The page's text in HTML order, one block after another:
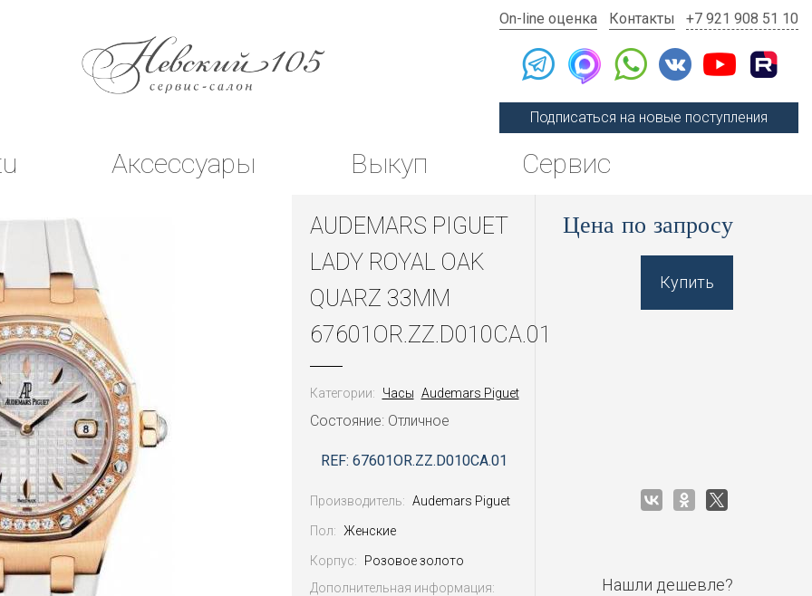
On-line оценка Контакты +7 921 908 51 10
Подписаться на новые поступления
Аксессуары Выкуп Сервис
AUDEMARS PIGUET
LADY ROYAL OAK
QUARZ 33MM
67601OR.ZZ.D010CA.01
Категории: Часы Audemars Piguet
Состояние: Отличное
REF: 67601OR.ZZ.D010CA.01
Производитель: Audemars Piguet
Пол: Женские
Корпус:
Розовое золото
Дополнительная информация:
Цена по запросу
Купить
Нашли дешевле?